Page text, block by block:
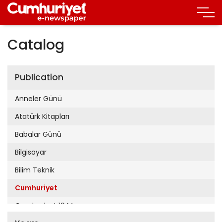
Catalog
Publication
Anneler Günü
Atatürk Kitapları
Babalar Günü
Bilgisayar
Bilim Teknik
Cumhuriyet
Cumhuriyet 19 Mayıs